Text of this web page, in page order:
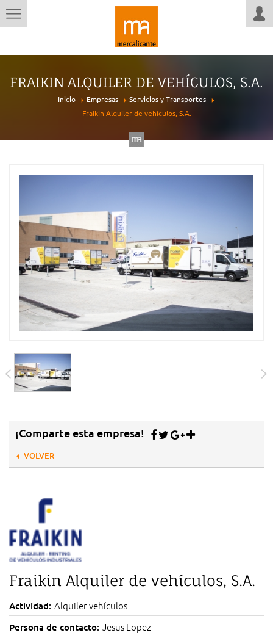
FRAIKIN ALQUILER DE VEHÍCULOS, S.A.
Inicio Empresas
Servicios y Transportes
Fraikin Alquiler de vehículos, S.A.
¡Comparte esta empresa!
VOLVER
Fraikin Alquiler de vehículos, S.A.
Actividad: Alquiler vehículos
Persona de contacto: Jesus Lopez